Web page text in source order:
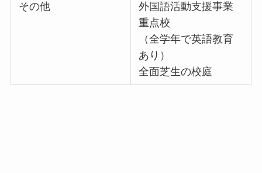
その他
外国語活動支援事業
重点校
（全学年で英語教育
あり）
全面芝生の校庭